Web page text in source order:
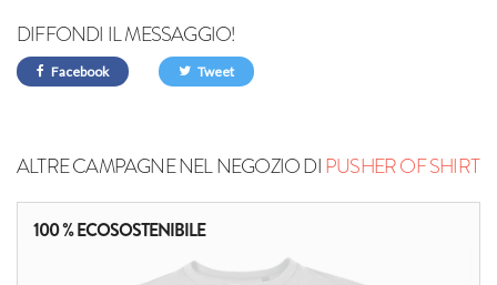
DIFFONDI IL MESSAGGIO!
Facebook Tweet
ALTRE CAMPAGNE NEL NEGOZIO DIPUSHER OF SHIRT
100 % ECOSOSTENIBILE